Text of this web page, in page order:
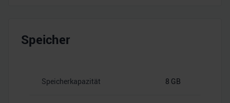
Speicher
Speicherkapazität 8 GB